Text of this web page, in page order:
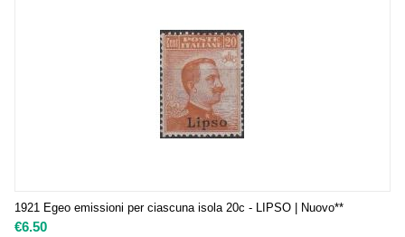
1921 Egeo emissioni per ciascuna isola 20c - LIPSO | Nuovo**
€6.50